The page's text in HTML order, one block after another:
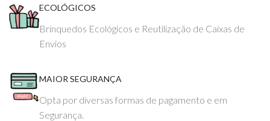
ECOLÓGICOS
Brinquedos Ecológicos e Reutilização de Caixas de
Envios
MAIOR SEGURANÇA
Opta por diversas formas de pagamento e em
Segurança.